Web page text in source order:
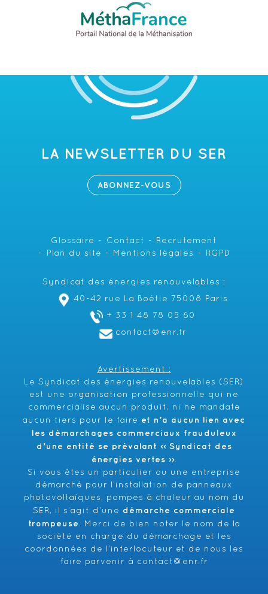
LA NEWSLETTER DU SER
ABONNEZ-VOUS
Glossaire Contact
Recrutement
Plan du site
Mentions légales RGPD
Syndicat des énergies renouvelables :
40-42 rue La Boétie 75008 Paris
+ 33 1 48 78 05 60
contact@enr.fr
Avertissement :
Le Syndicat des énergies renouvelables (SER)
est une organisation professionnelle qui ne
commercialise aucun produit, ni ne mandate
aucun tiers pour le faire et n’a aucun lien avec
les démarchages commerciaux frauduleux
d’une entité se prévalant ‹‹ Syndicat des
énergies vertes ››.
Si vous êtes un particulier ou une entreprise
démarché pour l’installation de panneaux
photovoltaïques, pompes à chaleur au nom du
SER, il s’agit d’une démarche commerciale
trompeuse . Merci de bien noter le nom de la
société en charge du démarchage et les
coordonnées de l’interlocuteur et de nous les
faire parvenir à
contact@enr.fr